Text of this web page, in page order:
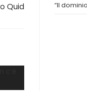
Quid
“Il